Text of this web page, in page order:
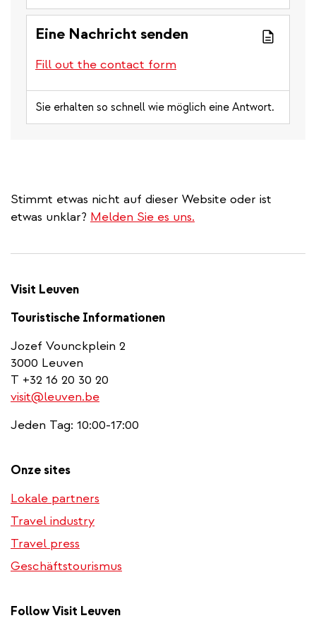
Eine Nachricht senden
Fill out the contact form
Sie erhalten so schnell wie möglich eine Antwort.
Stimmt etwas nicht auf dieser Website oder ist
etwas unklar? Melden Sie es uns.
Visit Leuven
Touristische Informationen
Jozef Vounckplein 2
3000 Leuven
T +32 16 20 30 20
visit@leuven.be
Jeden Tag: 10:00-17:00
Onze sites
Lokale partners
Travel industry
Travel press
Geschäftstourismus
Follow Visit Leuven